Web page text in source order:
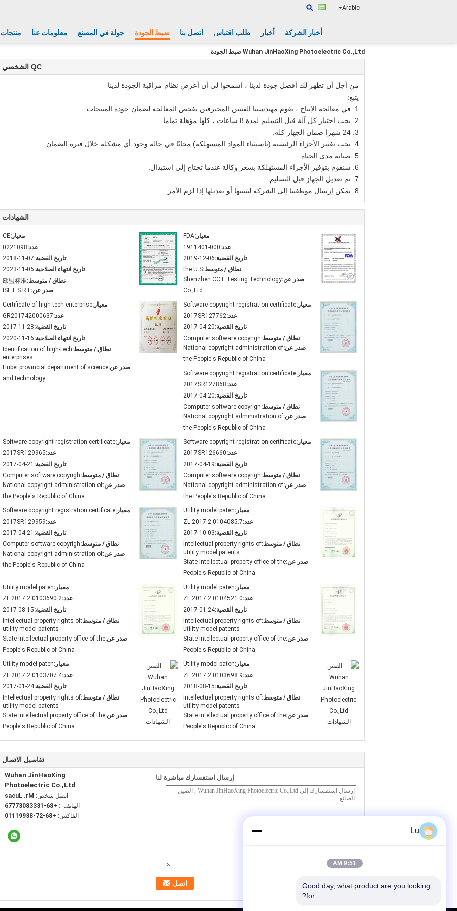
Arabic
منتجات معلومات عنا جولة في المصنع ضبط الجودة اتصل بنا طلب اقتباس أخبار أخبار الشركة
Wuhan JinHaoXing Photoelectric Co.,Ltd ضبط الجودة
QC الشخصي
من أجل أن تظهر لك أفضل جودة لدينا ، اسمحوا لي أن أعرض نظام مراقبة الجودة لدينا
يتبع:
1. في معالجة الإنتاج ، يقوم مهندسينا الفنيين المحترفين بفحص المعالجة لضمان جودة المنتجات
2. يجب اختبار كل آلة قبل التسليم لمدة 8 ساعات ، كلها مؤهلة تماما.
3. 24 شهرا ضمان الجهاز كله.
4. يجب تغيير الأجزاء الرئيسية (باستثناء المواد المستهلكة) مجانًا في حالة وجود أي مشكلة خلال فترة الضمان.
5. صيانة مدى الحياة.
6. سنقوم بتوفير الأجزاء المستهلكة بسعر وكالة عندما تحتاج إلى استبدال.
7. تم تعديل الجهاز قبل التسليم.
8. يمكن إرسال موظفينا إلى الشركة لتثبيتها أو تعديلها إذا لزم الأمر.
الشهادات
معيار:CE
عدد:0221098
تاريخ القضية:2018-11-07
تاريخ انتهاء الصلاحية:2023-11-06
نطاق / متوسط:欧盟标准
صدر عن:ISET S.R.L
معيار:FDA
عدد:1911401-000
تاريخ القضية:2019-12-06
نطاق / متوسط:the U.S
صدر عن:Shenzhen CCT Testing Technology
Co.,Ltd
معيار:Certificate of high-tech enterprise
عدد:GR201742000637
تاريخ القضية:2017-11-28
تاريخ انتهاء الصلاحية:2020-11-16
نطاق / متوسط:Identification of high-tech
enterprises
صدر عن:Hubei provincial department of science
and technology
معيار:Software copyright registration certificate
عدد:2017SR127762
تاريخ القضية:2017-04-20
نطاق / متوسط:Computer software copyrigh
صدر عن:National copyright administration of
the People's Republic of China
معيار:Software copyright registration certificate
عدد:2017SR127868
تاريخ القضية:2017-04-20
نطاق / متوسط:Computer software copyrigh
صدر عن:National copyright administration of
the People's Republic of China
معيار:Software copyright registration certificate
عدد:2017SR129965
تاريخ القضية: 2017-04-21
نطاق / متوسط:Computer software copyrigh
صدر عن:National copyright administration of
the People's Republic of China
معيار:Software copyright registration certificate
عدد:2017SR126660
تاريخ القضية:2017-04-19
نطاق / متوسط:Computer software copyrigh
صدر عن:National copyright administration of
the People's Republic of China
معيار:Software copyright registration certificate
عدد:2017SR129959
تاريخ القضية: 2017-04-21
نطاق / متوسط:Computer software copyrigh
صدر عن:National copyright administration of
the People's Republic of China
معيار:Utility model paten
عدد:ZL 2017 2 0104085.7
تاريخ القضية:2017-10-03
نطاق / متوسط:Intellectual property rights of
utility model patents
صدر عن:State intellectual property office of the
People's Republic of China
معيار:Utility model paten
عدد:ZL 2017 2 0103690.2
تاريخ القضية:2017-08-15
نطاق / متوسط:Intellectual property rights of
utility model patents
صدر عن:State intellectual property office of the
People's Republic of China
معيار:Utility model paten
عدد:ZL 2017 2 0104521.0
تاريخ القضية:2017-01-24
نطاق / متوسط:Intellectual property rights of
utility model patents
صدر عن:State intellectual property office of the
People's Republic of China
معيار:Utility model paten
عدد:ZL 2017 2 0103707.4
تاريخ القضية:2017-01-24
نطاق / متوسط:Intellectual property rights of
utility model patents
صدر عن:State intellectual property office of the
People's Republic of China
معيار:Utility model paten
عدد:ZL 2017 2 0103698.9
تاريخ القضية:2018-08-15
نطاق / متوسط:Intellectual property rights of
utility model patents
صدر عن:State intellectual property office of the
People's Republic of China
تفاصيل الاتصال
Wuhan JinHaoXing
Photoelectric Co.,Ltd
اتصل شخص: Mr. Lucas
الهاتف :: +86-13338037776
الفاكس: +86-27-83991110
إرسال استفسارك مباشرة لنا
Lu
9:51 AM
Good day, what product are you looking
for?